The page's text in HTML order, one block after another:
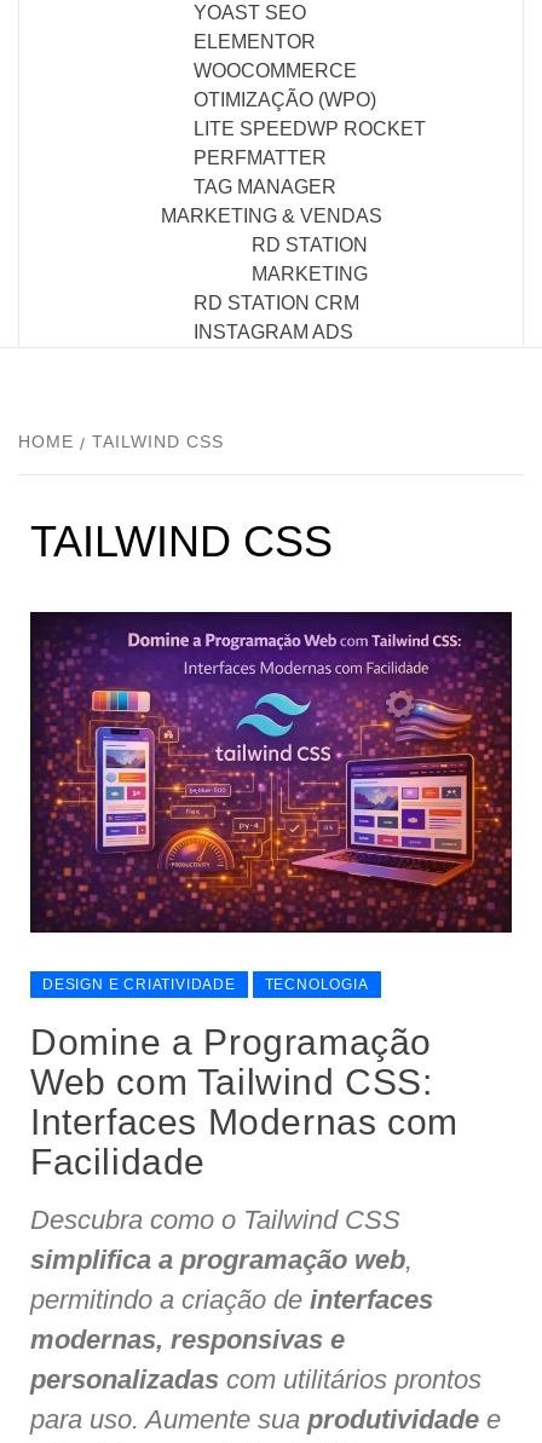
YOAST SEO
ELEMENTOR
WOOCOMMERCE
OTIMIZAÇÃO (WPO)
LITE SPEEDWP ROCKET
PERFMATTER
TAG MANAGER
MARKETING & VENDAS
RD STATION
MARKETING
RD STATION CRM
INSTAGRAM ADS
HOME TAILWIND CSS
TAILWIND CSS
DESIGN E CRIATIVIDADE TECNOLOGIA
Domine a Programação
Web com Tailwind CSS:
Interfaces Modernas com
Facilidade
Descubra como o Tailwind CSS
simplifica a programação web,
permitindo a criação de interfaces
modernas, responsivas e
personalizadas com utilitários prontos
para uso. Aumente sua produtividade e